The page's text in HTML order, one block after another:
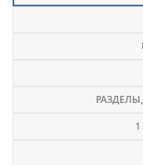
РАЗДЕЛЫ